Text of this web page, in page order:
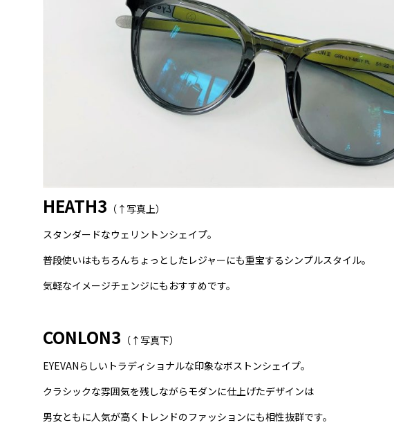
HEATH3 （↑写真上）
スタンダードなウェリントンシェイプ。
普段使いはもちろんちょっとしたレジャーにも重宝するシンプルスタイル。
気軽なイメージチェンジにもおすすめです。
CONLON3 （↑写真下）
EYEVANらしいトラディショナルな印象なボストンシェイプ。
クラシックな雰囲気を残しながらモダンに仕上げたデザインは
男女ともに人気が高くトレンドのファッションにも相性抜群です。